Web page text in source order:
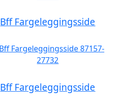
Bff Fargeleggingsside
Bff Fargeleggingsside